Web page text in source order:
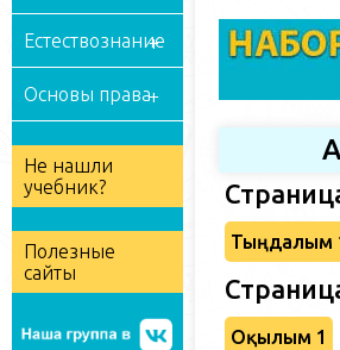
Естествознание
Основы права
Не нашли
учебник?
Полезные
сайты
Тыңдалым
Оқылым 1